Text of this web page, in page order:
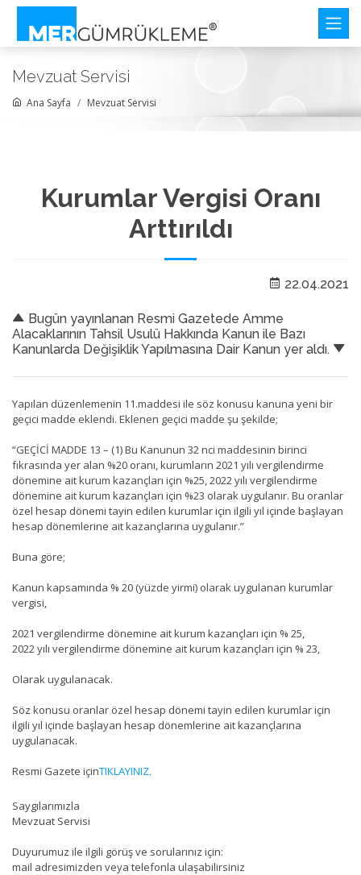
Mevzuat Servisi
Ana Sayfa Mevzuat Servisi
Kurumlar Vergisi Oranı
Arttırıldı
22.04.2021
Bugün yayınlanan Resmi Gazetede Amme
Alacaklarının Tahsil Usulü Hakkında Kanun ile Bazı
Kanunlarda Değişiklik Yapılmasına Dair Kanun yer aldı.
Yapılan düzenlemenin 11.maddesi ile söz konusu kanuna yeni bir
geçici madde eklendi. Eklenen geçici madde şu şekilde;
“GEÇİCİ MADDE 13 – (1) Bu Kanunun 32 nci maddesinin birinci
fıkrasında yer alan %20 oranı, kurumların 2021 yılı vergilendirme
dönemine ait kurum kazançları için %25, 2022 yılı vergilendirme
dönemine ait kurum kazançları için %23 olarak uygulanır. Bu oranlar
özel hesap dönemi tayin edilen kurumlar için ilgili yıl içinde başlayan
hesap dönemlerine ait kazançlarına uygulanır.”
Buna göre;
Kanun kapsamında % 20 (yüzde yirmi) olarak uygulanan kurumlar
vergisi,
2021 vergilendirme dönemine ait kurum kazançları için % 25,
2022 yılı vergilendirme dönemine ait kurum kazançları için % 23,
Olarak uygulanacak.
Söz konusu oranlar özel hesap dönemi tayin edilen kurumlar için
ilgili yıl içinde başlayan hesap dönemlerine ait kazançlarına
uygulanacak.
Resmi Gazete içinTIKLAYINIZ.
Saygılarımızla
Mevzuat Servisi
Duyurumuz ile ilgili görüş ve sorularınız için:
mail adresimizden veya telefonla ulaşabilirsiniz